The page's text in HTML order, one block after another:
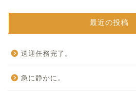
最近の投稿
送迎任務完了。
急に静かに。